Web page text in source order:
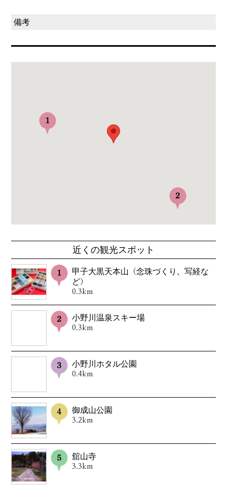
備考
近くの観光スポット
甲子大黒天本山（念珠づくり、写経な
ど）
0.3km
小野川温泉スキー場
0.3km
小野川ホタル公園
0.4km
御成山公園
3.2km
舘山寺
3.3km